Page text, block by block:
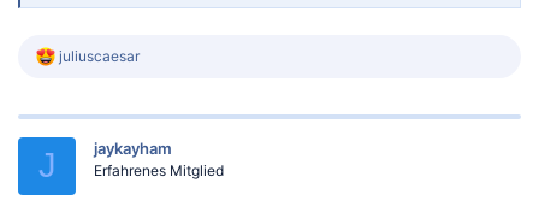
R
k
juliuscaesar
J jaykayham
Erfahrenes Mitglied